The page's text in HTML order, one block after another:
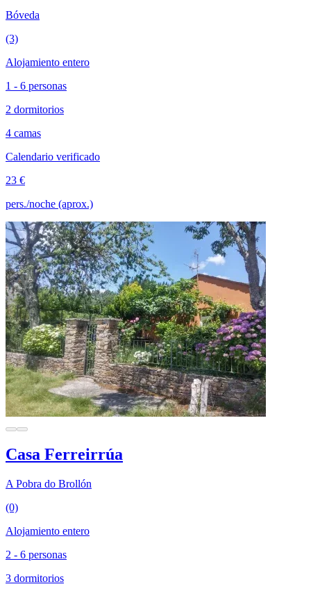
Bóveda
(3)
Alojamiento entero
1 - 6 personas
2 dormitorios
4 camas
Calendario verificado
23 €
pers./noche (aprox.)
Casa Ferreirrúa
A Pobra do Brollón
(0)
Alojamiento entero
2 - 6 personas
3 dormitorios